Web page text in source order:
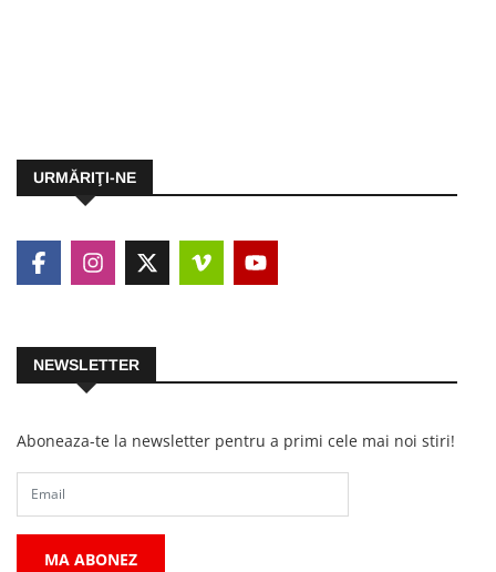
URMĂRIŢI-NE
NEWSLETTER
Aboneaza-te la newsletter pentru a primi cele mai noi stiri!
MA ABONEZ